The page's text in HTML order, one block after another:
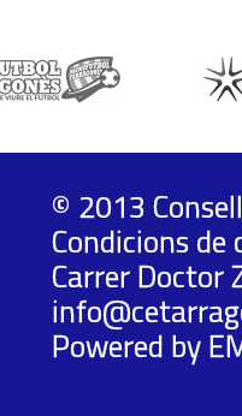
© 2013
Condicions
Carrer Doctor
Powered by